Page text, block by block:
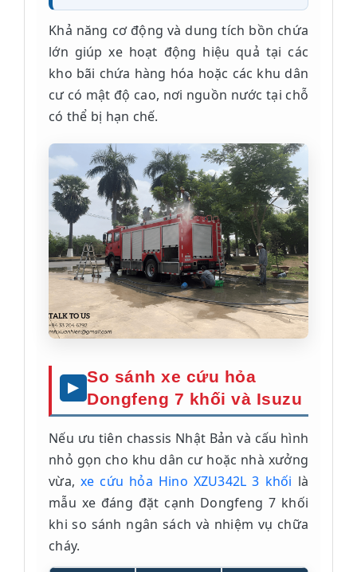
Khả năng cơ động và dung tích bồn chứa
lớn giúp xe hoạt động hiệu quả tại các
kho bãi chứa hàng hóa hoặc các khu dân
cư có mật độ cao, nơi nguồn nước tại chỗ
có thể bị hạn chế.
So sánh xe cứu hỏa
Dongfeng 7 khối và Isuzu
Nếu ưu tiên chassis Nhật Bản và cấu hình
nhỏ gọn cho khu dân cư hoặc nhà xưởng
vừa, xe cứu hỏa Hino XZU342L 3 khối là
mẫu xe đáng đặt cạnh Dongfeng 7 khối
khi so sánh ngân sách và nhiệm vụ chữa
cháy.